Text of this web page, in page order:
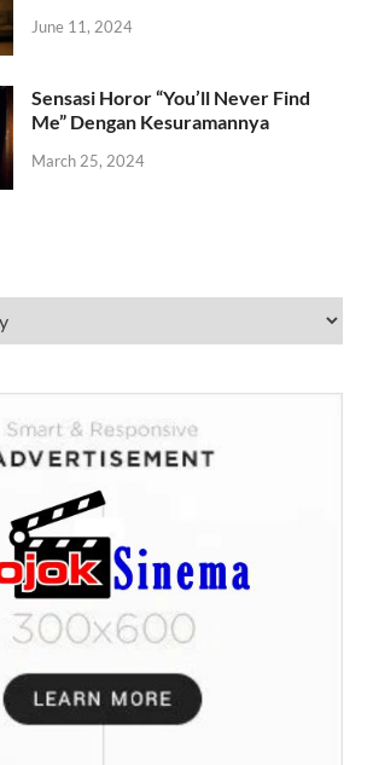
June 11, 2024
Sensasi Horor “You’ll Never Find
Me” Dengan Kesuramannya
March 25, 2024